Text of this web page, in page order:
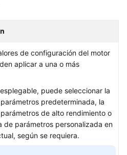
de configuración del motor
aplicar a una o más
puede seleccionar la
predeterminada, la
de alto rendimiento o
de parámetros personalizada en
según se requiera.